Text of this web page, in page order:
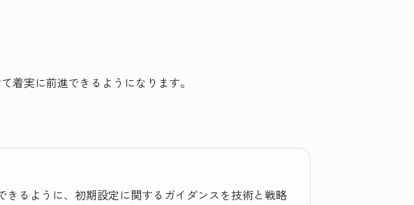
着実に前進できるようになります。
るように、初期設定に関するガイダンスを技術と戦略